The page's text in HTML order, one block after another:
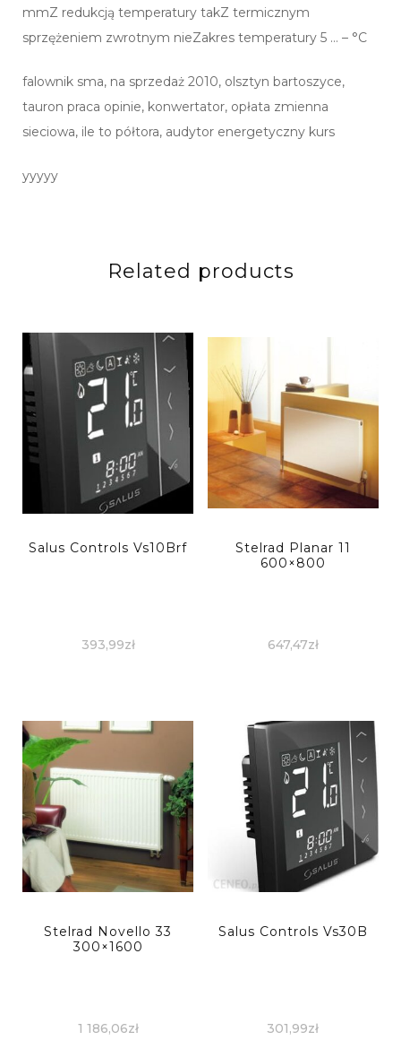
mmZ redukcją temperatury takZ termicznym
sprzężeniem zwrotnym nieZakres temperatury 5 … – °C
falownik sma, na sprzedaż 2010, olsztyn bartoszyce,
tauron praca opinie, konwertator, opłata zmienna
sieciowa, ile to półtora, audytor energetyczny kurs
yyyyy
Related products
Salus Controls Vs10Brf
393,99zł
Stelrad Planar 11
600×800
647,47zł
Stelrad Novello 33
300×1600
1 186,06zł
Salus Controls Vs30B
301,99zł